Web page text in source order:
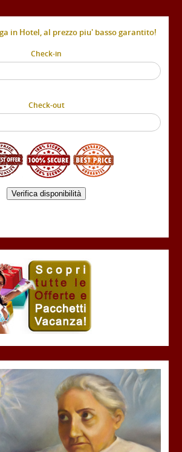
in Hotel, al prezzo piu' basso garantito!
Check-in
Check-out
Verifica disponibilità